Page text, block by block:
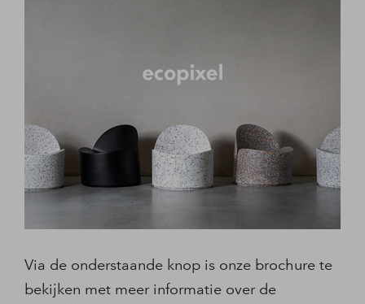
Via de onderstaande knop is onze brochure te
bekijken met meer informatie over de